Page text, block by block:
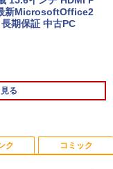
新MicrosoftOffice2
期保証 中古PC
る
液晶モニター 23.8
典】原かれん 1st
ク コミック